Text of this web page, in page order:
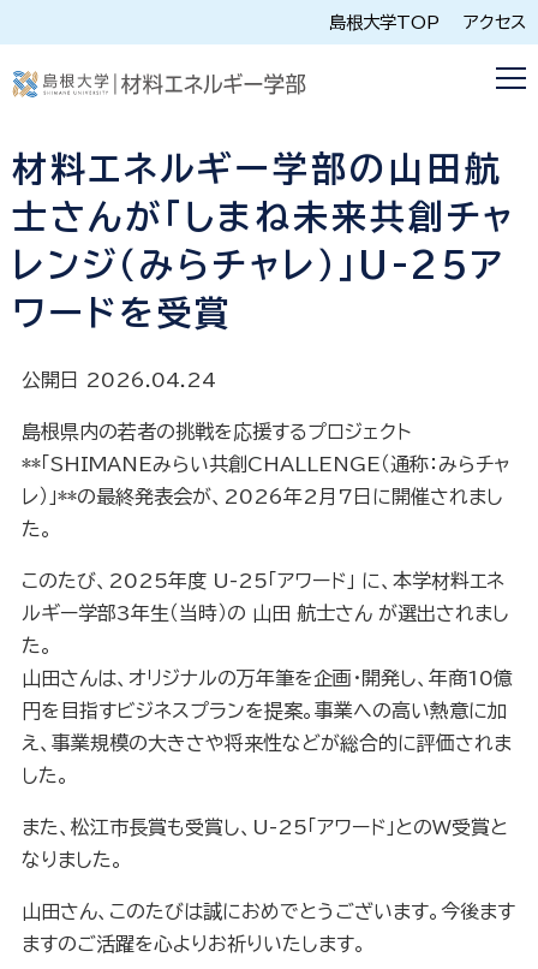
島根大学TOP アクセス
材料エネルギー学部の山田航
士さんが「しまね未来共創チャ
レンジ（みらチャレ）」U-25ア
ワードを受賞
公開日 2026.04.24
島根県内の若者の挑戦を応援するプロジェクト
**「SHIMANEみらい共創CHALLENGE（通称：みらチャ
レ）」**の最終発表会が、2026年2月7日に開催されまし
た。
このたび、2025年度 U-25「アワード」 に、本学材料エネ
ルギー学部3年生（当時）の 山田 航士さん が選出されまし
た。
山田さんは、オリジナルの万年筆を企画・開発し、年商10億
円を目指すビジネスプランを提案。事業への高い熱意に加
え、事業規模の大きさや将来性などが総合的に評価されま
した。
また、松江市長賞も受賞し、U-25「アワード」とのW受賞と
なりました。
山田さん、このたびは誠におめでとうございます。今後ます
ますのご活躍を心よりお祈りいたします。